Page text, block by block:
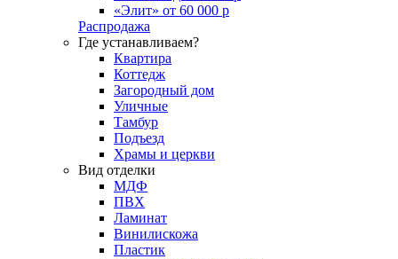
«Элит» от 60 000 р
Распродажа
Где устанавливаем?
Квартира
Коттедж
Загородный дом
Уличные
Тамбур
Подъезд
Храмы и церкви
Вид отделки
МДФ
ПВХ
Ламинат
Винилискожа
Пластик